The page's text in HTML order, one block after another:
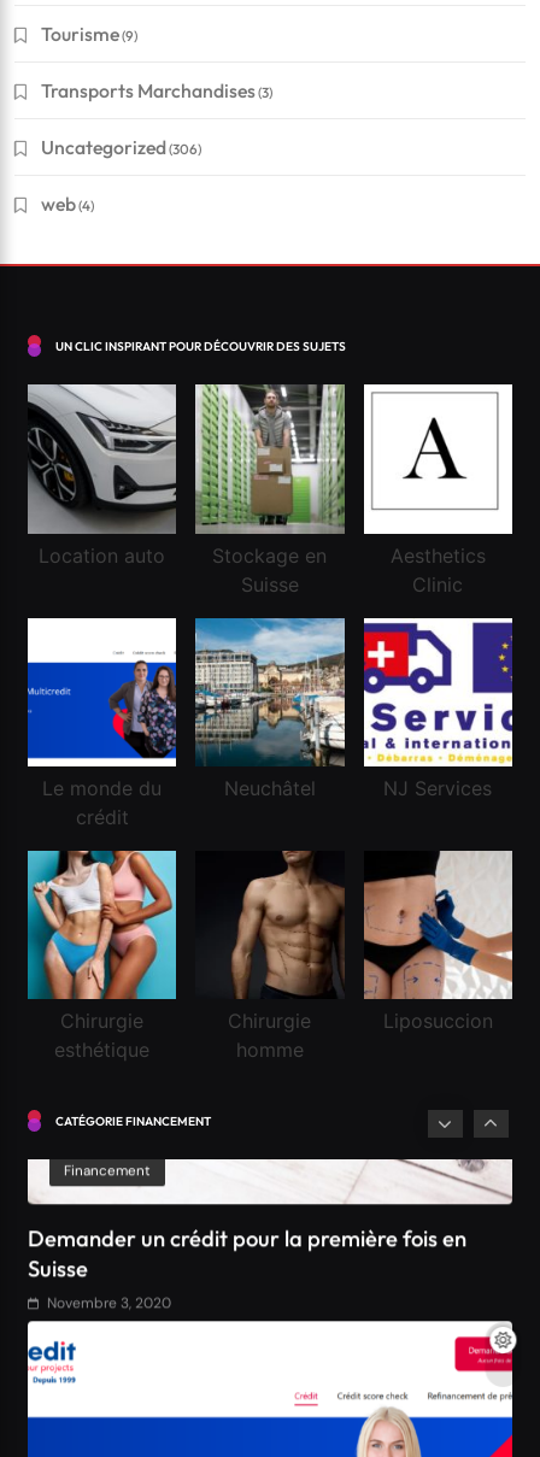
Tourisme(9)
Transports Marchandises(3)
Uncategorized(306)
web(4)
UN CLIC INSPIRANT POUR DÉCOUVRIR DES SUJETS
Location auto
Stockage en
Suisse
Aesthetics
Clinic
Le monde du
crédit
Neuchâtel NJ Services
Chirurgie
esthétique
Chirurgie
homme
Liposuccion
CATÉGORIE FINANCEMENT
Conseils pour réussir à obtenir un crédit en Suisse
Novembre 3, 2020
Financement
Réussir une demande de crédit frontalier
Novembre 3, 2020
Financement
Suisse